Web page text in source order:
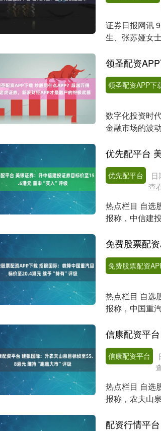
证券日报网讯
生、张苏娅女
领圣配资APP下
数字化投资时
金融市场的波
优先配平台 日
查
热点栏目 自选
报称，中信建
免费股票配资
热点栏目 自选
报称，中国重
信康配资平台
热点栏目 自选
报称，农夫山